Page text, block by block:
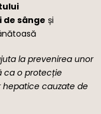
de sânge și
la prevenirea unor
ca o protecție
hepatice cauzate de